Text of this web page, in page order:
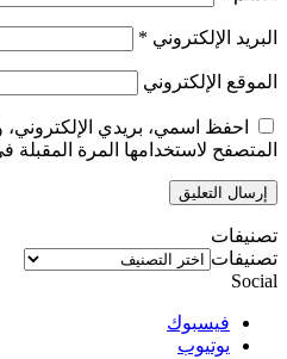
البريد الإلكتروني *
الموقع الإلكتروني
احفظ اسمي، بريدي الإلكتروني،
المتصفح لاستخدامها المرة المقبلة
تصنيفات
تصنيفات
Social
فيسبوك
يوتيوب